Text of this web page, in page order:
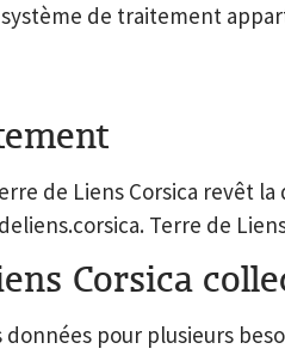
de traitement
de Liens Corsica
. Terre de
Corsica
pour plusieurs